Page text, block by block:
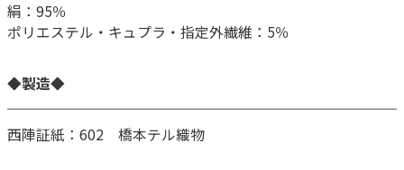
絹：95％
ポリエステル・キュプラ・指定外繊維：5％
◆製造◆
西陣証紙：602 橋本テル織物